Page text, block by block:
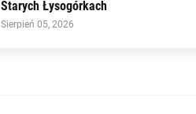
Starych Łysogórkach
Sierpień 05, 2026